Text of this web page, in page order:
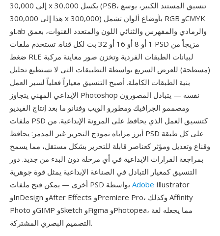
إلى 30,000 x 30,000 بكسل (PSB، تنسيق المستند الكبير، يوسع
هذا إلى 300,000 x 300,000) بأوضاع ألوان تشمل RGB وCMYK
وLab والرمادي والمفهرس والثنائي اللون والمتعدد القنوات، بعمق
1 أو 8 أو 16 أو 32 بت لكل قناة. تستخدم ملفات PSD مزيجاً من
ضغط RLE لبيانات الطبقات الفردية وتخزن صور معاينة مركبة
(مسطحة) للعرض السريع بواسطة التطبيقات التي لا تستطيع تحليل
بنية الطبقات الكاملة. أصبح التنسيق معياراً فعلياً لسير العمل
الإبداعي المهني يتجاوز Photoshop نفسه — يتبادل المصورون
ومصممو الجرافيك ومطورو الويب وفنانو ما بعد إنتاج الفيديو
ملفات PSD كتنسيق العمل الذي يحافظ على المرونة الإبداعية. من
أبرز مزاياه نموذج التحرير غير المدمر: يحافظ PSD على كل طبقة
وقناع وتعديل ومؤثر كعناصر قابلة للتحرير بشكل مستقل، مما يسمح
بمراجعة القرارات الإبداعية في أي مرحلة دون البدء من جديد. دور
التنسيق كمعيار التبادل في الصناعة الإبداعية يمثل قوة جوهرية
Adobe Illustrator
وInDesign وAfter Effects وPremiere Pro، وكذلك Affinity
Photo وGIMP وSketch وFigma وPhotopea، مما يجعله لغة
التصميم البصري المشتركة.